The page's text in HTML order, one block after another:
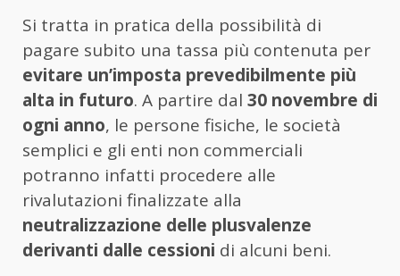
Si tratta in pratica della possibilità di
pagare subito una tassa più contenuta per
evitare un’imposta prevedibilmente più
alta in futuro. A partire dal 30 novembre di
ogni anno, le persone fisiche, le società
semplici e gli enti non commerciali
potranno infatti procedere alle
rivalutazioni finalizzate alla
neutralizzazione delle plusvalenze
derivanti dalle cessioni di alcuni beni.